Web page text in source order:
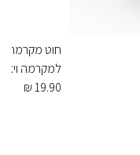
למקרמה
19.90 ₪